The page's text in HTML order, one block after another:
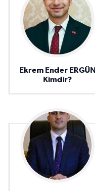
Ekrem Ender ERGÜN
Kimdir?